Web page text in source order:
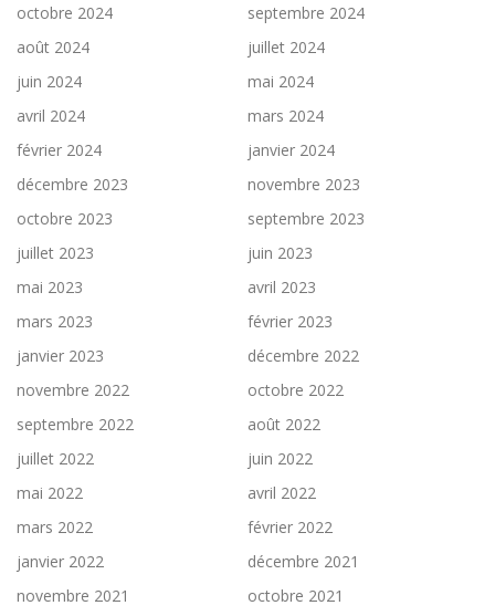
octobre 2024
septembre 2024
août 2024
juillet 2024
juin 2024
mai 2024
avril 2024
mars 2024
février 2024
janvier 2024
décembre 2023
novembre 2023
octobre 2023
septembre 2023
juillet 2023
juin 2023
mai 2023
avril 2023
mars 2023
février 2023
janvier 2023
décembre 2022
novembre 2022
octobre 2022
septembre 2022
août 2022
juillet 2022
juin 2022
mai 2022
avril 2022
mars 2022
février 2022
janvier 2022
décembre 2021
novembre 2021
octobre 2021